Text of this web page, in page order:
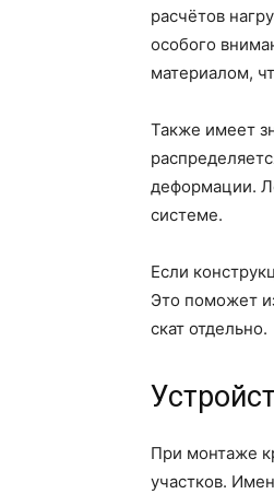
расчётов
особого
материалом,
Также имеет
деформации.
системе.
Если
Это поможет
скат отдельно.
При монтаже
участков.